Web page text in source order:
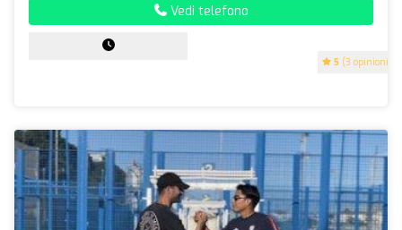
5 (3 opinioni)
Vedi telefono